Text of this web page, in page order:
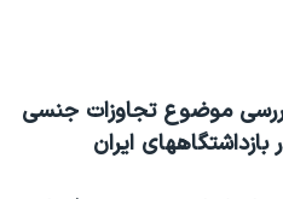
موضوع تجاوزات جنسی
بازداشتگاههای ايران